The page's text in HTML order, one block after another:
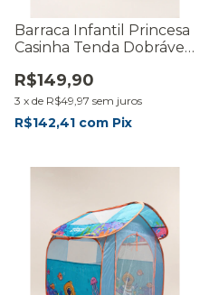
Barraca Infantil Princesa
Casinha Tenda Dobrável
Barraquinha Grande
R$149,90
3 x de R$49,97 sem juros
R$142,41 com Pix